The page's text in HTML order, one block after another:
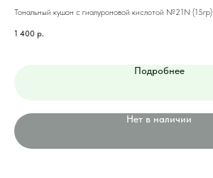
Тональный кушон с гиалуроновой кислотой №21N (15гр)
1 400 р.
Подробнее
Нет в наличии